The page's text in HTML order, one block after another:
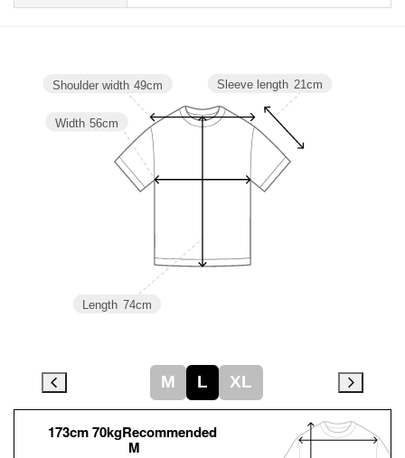
173cm 70kgRecommended
M
Sleeve length 21cm
Length 74cm
Width 56cm
Shoulder width 49cm
M L XL